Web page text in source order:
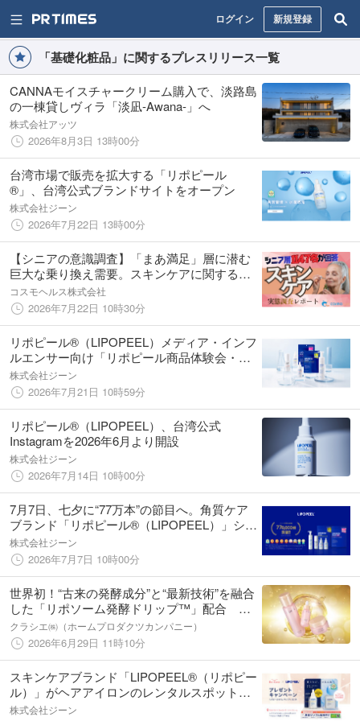
ログイン 新規登録
「基礎化粧品」に関するプレスリリース一覧
CANNAモイスチャークリーム購入で、淡路島
の一棟貸しヴィラ「淡凪-Awana-」へ
株式会社アッツ
2026年8月3日 13時00分
台湾市場で販売を拡大する「リポピール
®」、台湾公式ブランドサイトをオープン
株式会社ジーン
2026年7月22日 13時00分
【シニアの意識調査】「まあ満足」層に潜む
巨大な乗り換え需要。スキンケアに関する
1,147名調査から掴むシニアコスメの顧客化イ
ンサイト
コスモヘルス株式会社
2026年7月22日 10時30分
リポピール®（LIPOPEEL）メディア・インフ
ルエンサー向け「リポピール商品体験会・商
談会」開催
株式会社ジーン
2026年7月21日 10時59分
リポピール®（LIPOPEEL）、台湾公式
Instagramを2026年6月より開設
株式会社ジーン
2026年7月14日 10時00分
7月7日、七夕に“77万本”の節目へ。角質ケア
ブランド「リポピール®（LIPOPEEL）」シリ
ーズ累計出荷本数77万本を突破
株式会社ジーン
2026年7月7日 10時00分
世界初！“古来の発酵成分”と“最新技術”を融合
した「リポソーム発酵ドリップ™」配合 新
スキンケアブランド「FERTHÉA（ファルテ
ア）」誕生
クラシエ㈱（ホームプロダクツカンパニー）
2026年6月29日 11時10分
スキンケアブランド「LIPOPEEL®（リポピー
ル）」がヘアアイロンのレンタルスポット
「ReCute」とコラボレーション 渋谷ヒカリ
株式会社ジーン